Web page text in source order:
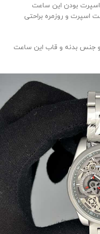
اسپرت بودن این ساعت
اسپرت و روزمره براحتی
و جنس بدنه و قاب این ساعت